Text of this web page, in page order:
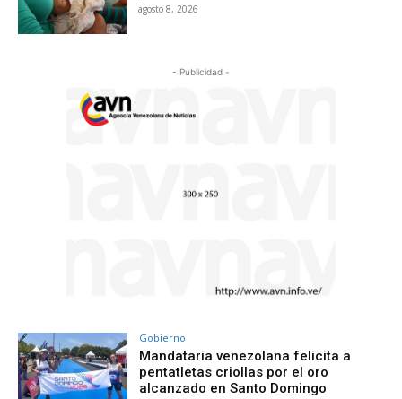
agosto 8, 2026
- Publicidad -
Gobierno
Mandataria venezolana felicita a
pentatletas criollas por el oro
alcanzado en Santo Domingo